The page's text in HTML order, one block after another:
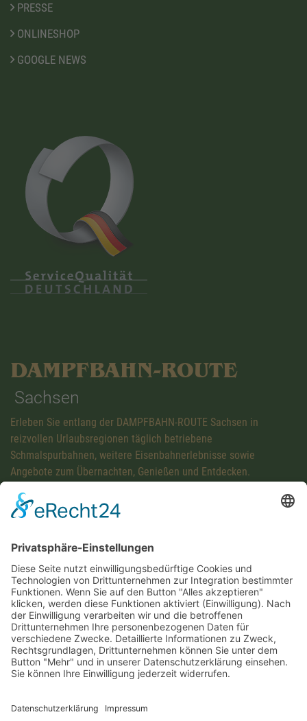
PRESSE
ONLINESHOP
GOOGLE NEWS
DAMPFBAHN-ROUTE
Sachsen
Erleben Sie entlang der DAMPFBAHN-ROUTE Sachsen in
reizvollen Urlaubsregionen täglich betriebene
Schmalspurbahnen, weitere Eisenbahnerlebnisse sowie
Angebote zum Übernachten, Genießen und Entdecken.